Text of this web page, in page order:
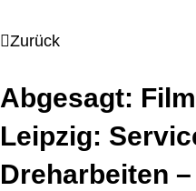
Zurück
Abgesagt:
Leipzig:
Dreharbeiten